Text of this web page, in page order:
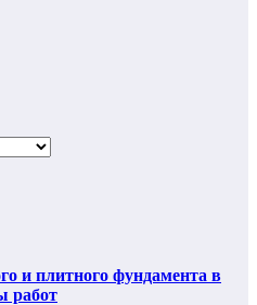
и плитного фундамента в
работ